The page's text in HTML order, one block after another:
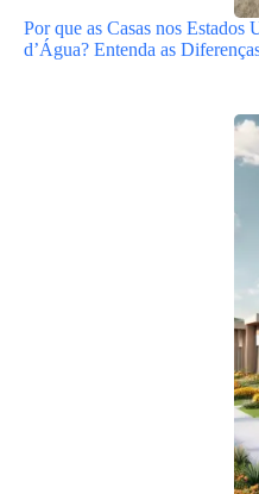
Por que as Casas nos Estados
d’Água? Entenda as